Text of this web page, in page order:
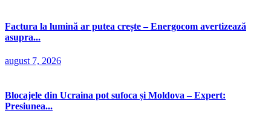
Factura la lumină ar putea crește – Energocom avertizează
asupra...
august 7, 2026
Blocajele din Ucraina pot sufoca și Moldova – Expert:
Presiunea...